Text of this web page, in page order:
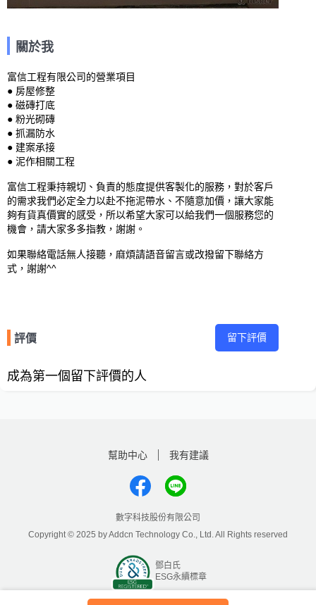
關於我
富信工程有限公司的營業項目
● 房屋修整
● 磁磚打底
● 粉光砌磚
● 抓漏防水
● 建案承接
● 泥作相關工程
富信工程秉持親切、負責的態度提供客製化的服務，對於客戶
的需求我們必定全力以赴不拖泥帶水、不隨意加價，讓大家能
夠有貨真價實的感受，所以希望大家可以給我們一個服務您的
機會，請大家多多指教，謝謝。
如果聯絡電話無人接聽，麻煩請語音留言或改撥留下聯絡方
式，謝謝^^
評價 留下評價
成為第一個留下評價的人
幫助中心 我有建議
數字科技股份有限公司
Copyright © 2025 by Addcn Technology Co., Ltd. All Rights reserved
鄧白氏
ESG永續標章